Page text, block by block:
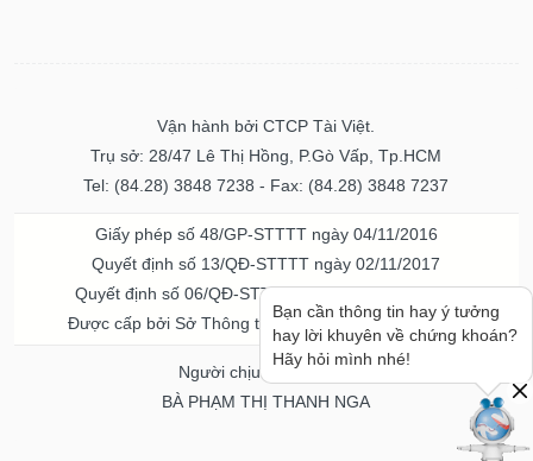
Vận hành bởi CTCP Tài Việt.
Trụ sở: 28/47 Lê Thị Hồng, P.Gò Vấp, Tp.HCM
Tel: (84.28) 3848 7238 - Fax: (84.28) 3848 7237
Giấy phép số 48/GP-STTTT ngày 04/11/2016
Quyết định số 13/QĐ-STTTT ngày 02/11/2017
Quyết định số 06/QĐ-STTTT-ICP ngày 20/07/2023
Được cấp bởi Sở Thông tin và Truyền thông TPHCM
Người chịu trách nhiệm
BÀ PHẠM THỊ THANH NGA
Bạn cần thông tin hay ý tưởng
hay lời khuyên về chứng khoán?
Hãy hỏi mình nhé!